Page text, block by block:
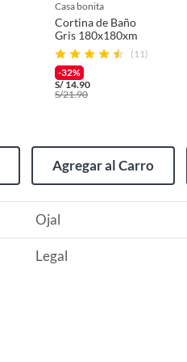
casa bonita
Cortina de Baño
Gris 180x180xm
(11)
-32%
S/14.90
S/21.90
Agregar al Carro
Ojal
Legal